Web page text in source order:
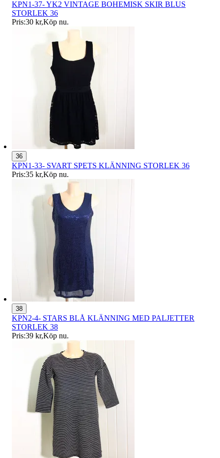
KPN1-37- YK2 VINTAGE BOHEMISK SKIR BLUS
STORLEK 36
Pris:30 kr,Köp nu.
36
KPN1-33- SVART SPETS KLÄNNING STORLEK 36
Pris:35 kr,Köp nu.
38
KPN2-4- STARS BLÅ KLÄNNING MED PALJETTER
STORLEK 38
Pris:39 kr,Köp nu.